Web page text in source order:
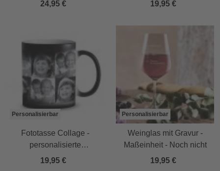
24,95 € 19,95 €
Personalisierbar
Fototasse Collage -
personalisierte
Zaubertasse
19,95 €
Personalisierbar
Weinglas mit Gravur -
Maßeinheit - Noch nicht
19,95 €